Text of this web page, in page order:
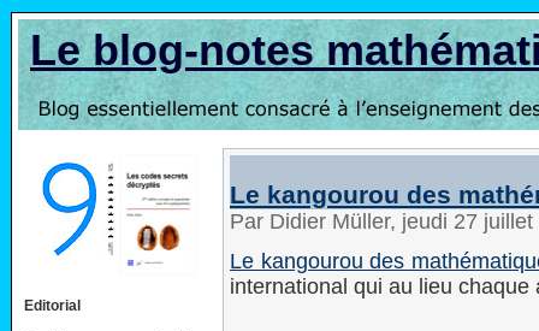
Le blog-notes
Editorial
Le kangourou des
Par Didier Müller, jeudi 27
Le kangourou des
international qui au lieu